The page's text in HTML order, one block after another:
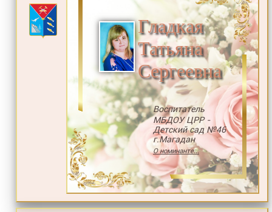
Гладкая
Татьяна
Сергеевна
Воспитатель
МБДОУ ЦРР -
Детский сад №46
г.Магадан
О номинанте...